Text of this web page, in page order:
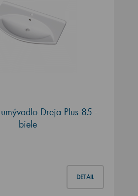
Dreja Plus 85 -
biele
DETAIL